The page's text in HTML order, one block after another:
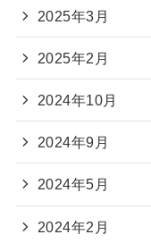
2025年3月
2025年2月
2024年10月
2024年9月
2024年5月
2024年2月